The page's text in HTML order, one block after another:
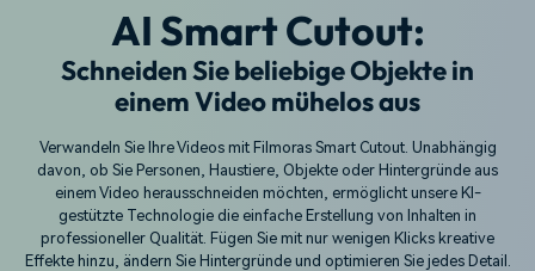
Presseraum
Shop
Support
Plattformen
Funktionen
Video/Foto
Text
Lösungen
Video-Lösungen
Ressourcen
Video-Prompts Meisterkurs
Hilfe-Center
Erste Schritte
Über
AI Smart Cutout:
Schneiden Sie beliebige Objekte in
einem Video mühelos aus
Verwandeln Sie Ihre Videos mit Filmoras Smart Cutout. Unabhängig
davon, ob Sie Personen, Haustiere, Objekte oder Hintergründe aus
einem Video herausschneiden möchten, ermöglicht unsere KI-
gestützte Technologie die einfache Erstellung von Inhalten in
professioneller Qualität. Fügen Sie mit nur wenigen Klicks kreative
Effekte hinzu, ändern Sie Hintergründe und optimieren Sie jedes Detail.